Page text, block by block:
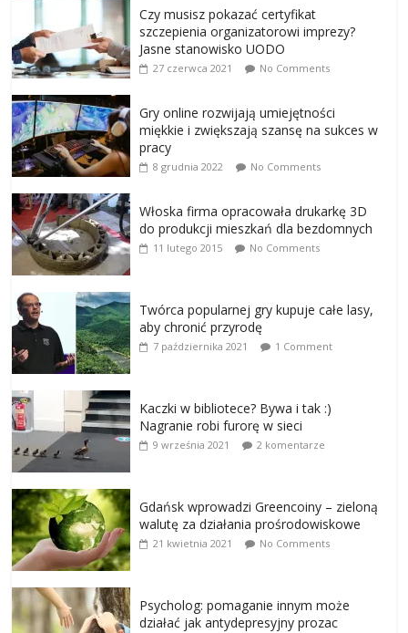
Czy musisz pokazać certyfikat
szczepienia organizatorowi imprezy?
Jasne stanowisko UODO
27 czerwca 2021 No Comments
Gry online rozwijają umiejętności
miękkie i zwiększają szansę na sukces w
pracy
8 grudnia 2022 No Comments
Włoska firma opracowała drukarkę 3D
do produkcji mieszkań dla bezdomnych
11 lutego 2015 No Comments
Twórca popularnej gry kupuje całe lasy,
aby chronić przyrodę
7 października 2021 1 Comment
Kaczki w bibliotece? Bywa i tak :)
Nagranie robi furorę w sieci
9 września 2021 2 komentarze
Gdańsk wprowadzi Greencoiny – zieloną
walutę za działania prośrodowiskowe
21 kwietnia 2021 No Comments
Psycholog: pomaganie innym może
działać jak antydepresyjny prozac